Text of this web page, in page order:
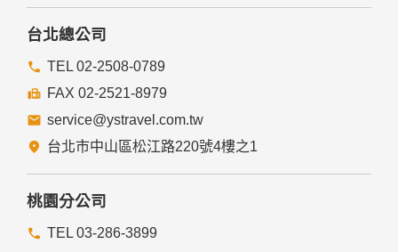
台北總公司
TEL 02-2508-0789
FAX 02-2521-8979
service@ystravel.com.tw
台北市中山區松江路220號4樓之1
桃園分公司
TEL 03-286-3899